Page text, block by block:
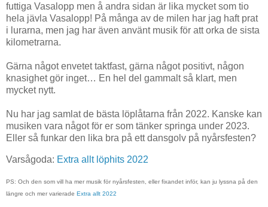
futtiga Vasalopp men å andra sidan är lika mycket som tio
hela jävla Vasalopp! På många av de milen har jag haft prat
i lurarna, men jag har även använt musik för att orka de sista
kilometrarna.
Gärna något envetet taktfast, gärna något positivt, någon
knasighet gör inget… En hel del gammalt så klart, men
mycket nytt.
Nu har jag samlat de bästa löplåtarna från 2022. Kanske kan
musiken vara något för er som tänker springa under 2023.
Eller så funkar den lika bra på ett dansgolv på nyårsfesten?
Varsågoda: Extra allt löphits 2022
PS: Och den som vill ha mer musik för nyårsfesten, eller fixandet inför, kan ju lyssna på den
längre och mer varierade Extra allt 2022